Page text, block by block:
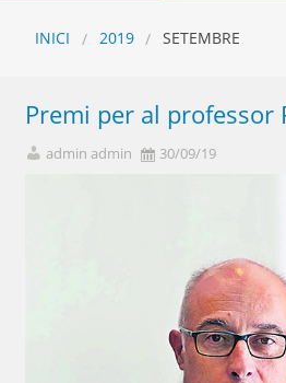
INICI 2019 SETEMBRE
Premi per al professor
admin admin 30/09/19